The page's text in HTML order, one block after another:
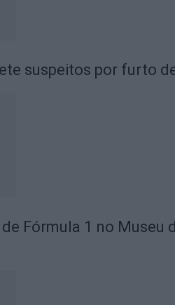
suspeitos por furto
Fórmula 1 no Museu